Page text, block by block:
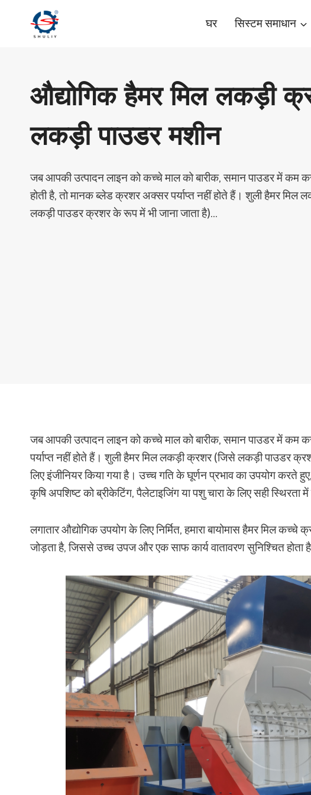
घर सिस्टम समाधान
औद्योगिक हैमर मिल लकड़ी
लकड़ी पाउडर मशीन
जब आपकी उत्पादन लाइन को कच्चे माल को बारीक, समान पाउडर में कम
होती है, तो मानक ब्लेड क्रशर अक्सर पर्याप्त नहीं होते हैं। शुली हैमर मिल
लकड़ी पाउडर क्रशर के रूप में भी जाना जाता है)…
जब आपकी उत्पादन लाइन को कच्चे माल को बारीक, समान पाउडर में कम
पर्याप्त नहीं होते हैं। शुली हैमर मिल लकड़ी क्रशर (जिसे लकड़ी पाउडर
लिए इंजीनियर किया गया है। उच्च गति के घूर्णन प्रभाव का उपयोग
कृषि अपशिष्ट को ब्रीकेटिंग, पैलेटाइजिंग या पशु चारा के लिए सही स्थिरता में
लगातार औद्योगिक उपयोग के लिए निर्मित, हमारा बायोमास हैमर मिल
जोड़ता है, जिससे उच्च उपज और एक साफ कार्य वातावरण सुनिश्चित होता